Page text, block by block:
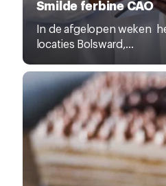
Smilde ferbine CAO
In de afgelopen weken
locaties Bolsward,...